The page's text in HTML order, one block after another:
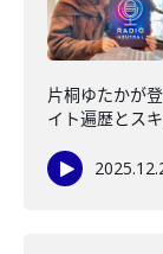
片桐ゆたかが
イト遍歴とス